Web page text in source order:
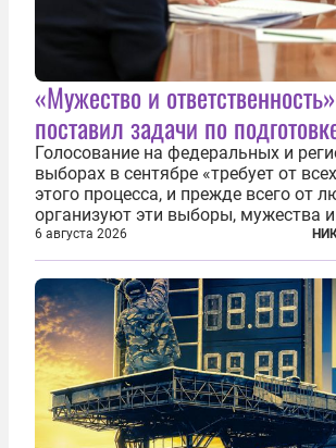
«Мужество и
поставил задачи по
Голосование на федеральных и
выборах в сентябре «требует от
этого процесса, и прежде всего от
организуют эти выборы, мужества и
ответственного отношения к
власти», — подчеркнул президент
на состоявшейся 5 августа в
6 августа 2026